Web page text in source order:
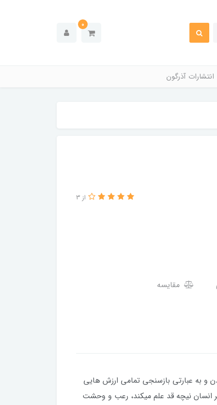
0
انتشارات آذرگون
از 3
مقایسه
و به عبارتی بازسنجی تمامی ارزش هایی
انسان نیچه قد علم میکند، رعب و وحشت